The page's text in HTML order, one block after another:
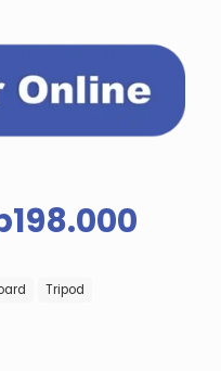
198.000saat
Tripod